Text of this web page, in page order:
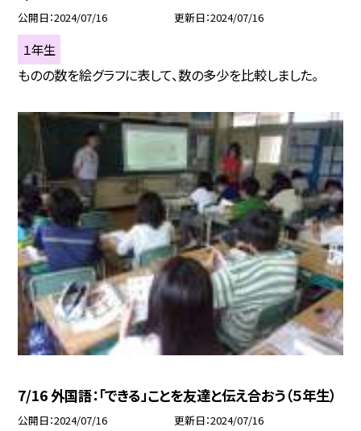
公開日 2024/07/16 更新日 2024/07/16
１年生
ものの数を絵グラフに表して、数の多少を比較しました。
7/16 外国語：「できる」ことを友達と伝え合おう（５年生）
公開日 2024/07/16 更新日 2024/07/16